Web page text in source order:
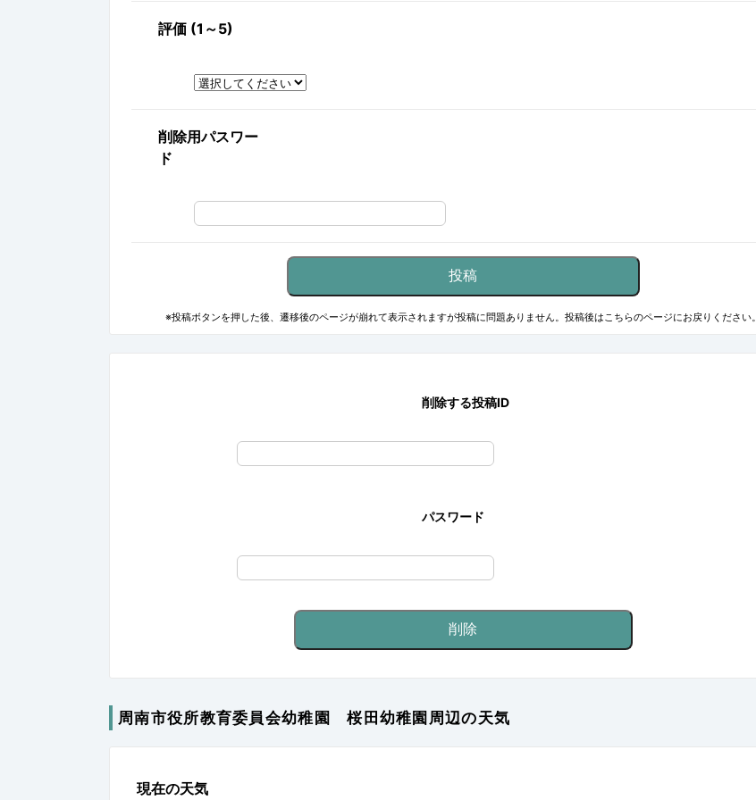
評価 (1～5)
削除用パスワー
ド
※投稿ボタンを押した後、遷移後のページが崩れて表示されますが投稿に問題ありません。投稿後はこちらのページにお戻りください。
削除する投稿ID
パスワード
周南市役所教育委員会幼稚園 桜田幼稚園周辺の天気
現在の天気